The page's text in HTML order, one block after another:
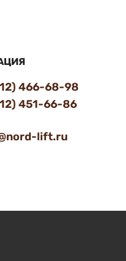
466-68-98
451-66-86
lift.ru